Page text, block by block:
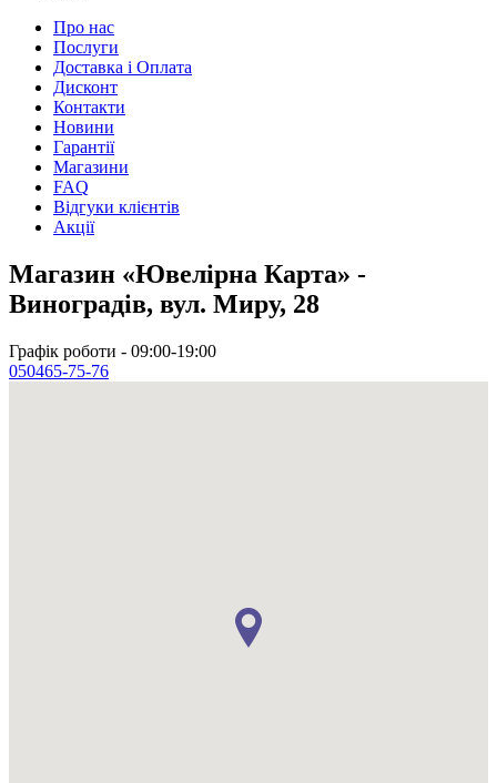
Про нас
Послуги
Доставка і Оплата
Дисконт
Контакти
Новини
Гарантії
Магазини
FAQ
Відгуки клієнтів
Акції
Магазин «Ювелірна Карта» -
Виноградів, вул. Миру, 28
Графік роботи - 09:00-19:00
050465-75-76